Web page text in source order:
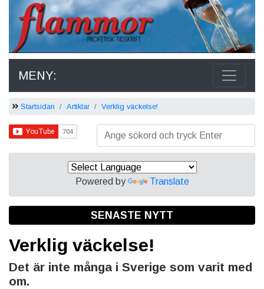
MENY:
Startsidan Artiklar Verklig väckelse!
Powered by Translate
SENASTE NYTT
Verklig väckelse!
Det är inte många i Sverige som varit med
om.